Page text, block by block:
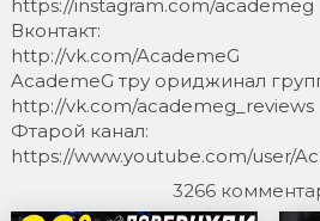
https://instagram.com/academeg
Вконтакт:
http://vk.com/AcademeG
AcademeG тру ориджинал
http://vk.com/academeg_reviews
Фтарой канал:
https://www.youtube.com/user/
3266